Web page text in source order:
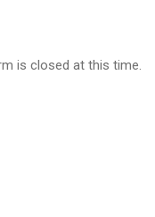
is closed at this time.